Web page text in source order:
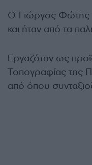
Ο Γιώργος Φώτης
και ήταν από τα
Εργαζόταν ως
Τοπογραφίας της
από όπου